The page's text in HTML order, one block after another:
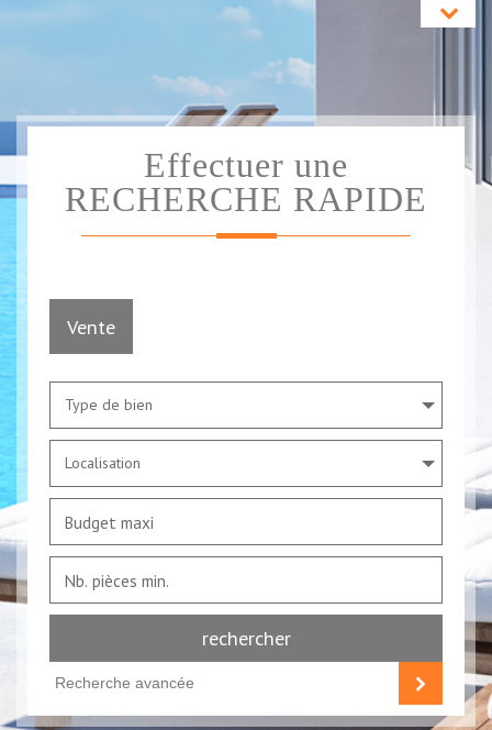
Effectuer une
RECHERCHE RAPIDE
Vente
Type de bien
Localisation
rechercher
Recherche avancée